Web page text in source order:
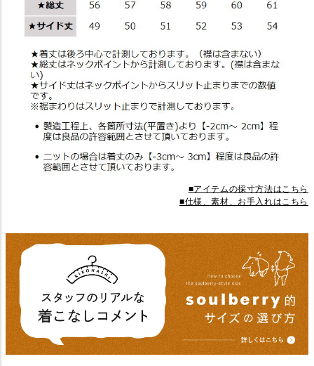
■アイテムの採寸方法はこちら
■仕様、素材、お手入れはこちら